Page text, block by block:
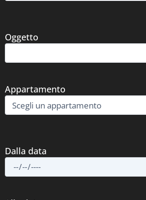
Oggetto
Appartamento
Dalla data